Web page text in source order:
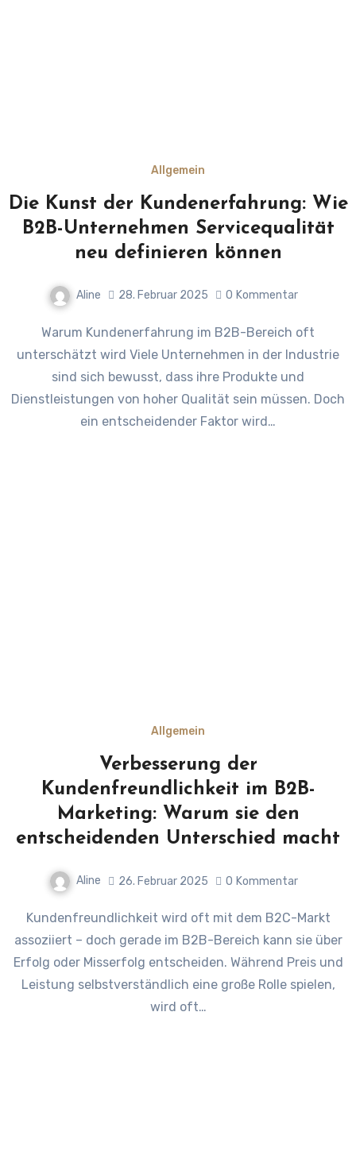
Allgemein
Die Kunst der Kundenerfahrung: Wie
B2B-Unternehmen Servicequalität
neu definieren können
Aline 28. Februar 2025 0 Kommentar
Warum Kundenerfahrung im B2B-Bereich oft
unterschätzt wird Viele Unternehmen in der Industrie
sind sich bewusst, dass ihre Produkte und
Dienstleistungen von hoher Qualität sein müssen. Doch
ein entscheidender Faktor wird…
Allgemein
Verbesserung der
Kundenfreundlichkeit im B2B-
Marketing: Warum sie den
entscheidenden Unterschied macht
Aline 26. Februar 2025 0 Kommentar
Kundenfreundlichkeit wird oft mit dem B2C-Markt
assoziiert – doch gerade im B2B-Bereich kann sie über
Erfolg oder Misserfolg entscheiden. Während Preis und
Leistung selbstverständlich eine große Rolle spielen,
wird oft…